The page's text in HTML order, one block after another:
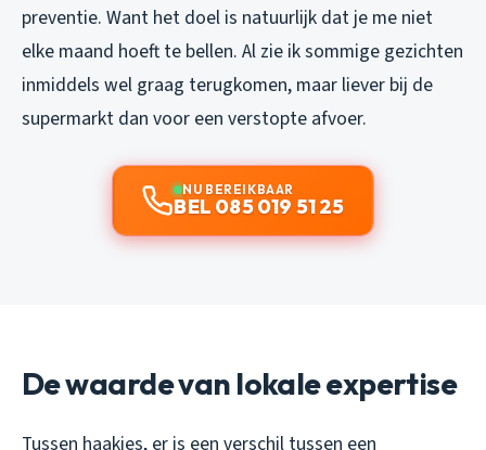
preventie. Want het doel is natuurlijk dat je me niet
elke maand hoeft te bellen. Al zie ik sommige gezichten
inmiddels wel graag terugkomen, maar liever bij de
supermarkt dan voor een verstopte afvoer.
NU BEREIKBAAR
BEL 085 019 51 25
De waarde van lokale expertise
Tussen haakjes, er is een verschil tussen een